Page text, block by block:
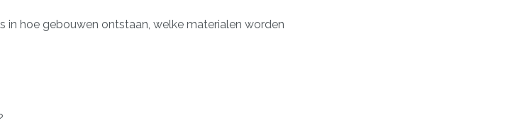
in hoe gebouwen ontstaan, welke materialen worden